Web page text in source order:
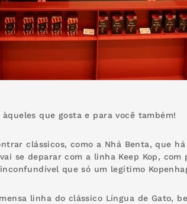
que gosta e para você também!
clássicos, como a Nhá Benta, que
se deparar com a linha Keep Kop, com
que só um legítimo
linha do clássico Língua de Gato,